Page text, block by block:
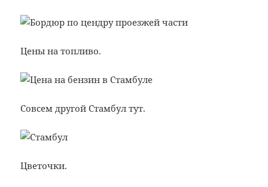
Цены на топливо.
Совсем другой Стамбул тут.
Цветочки.